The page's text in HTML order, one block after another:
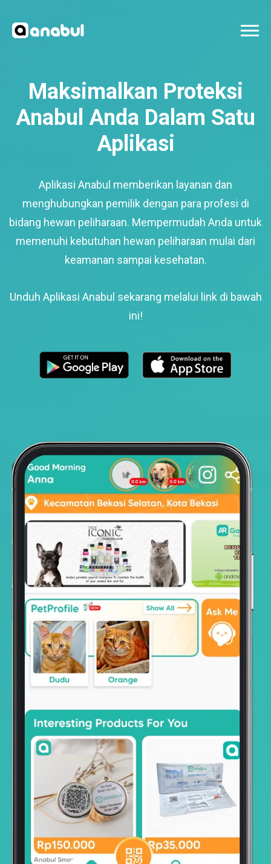
Maksimalkan Proteksi
Anabul Anda Dalam Satu
Aplikasi
Aplikasi Anabul memberikan layanan dan
menghubungkan pemilik dengan para profesi di
bidang hewan peliharaan. Mempermudah Anda untuk
memenuhi kebutuhan hewan peliharaan mulai dari
keamanan sampai kesehatan.
Unduh Aplikasi Anabul sekarang melalui link di bawah
ini!